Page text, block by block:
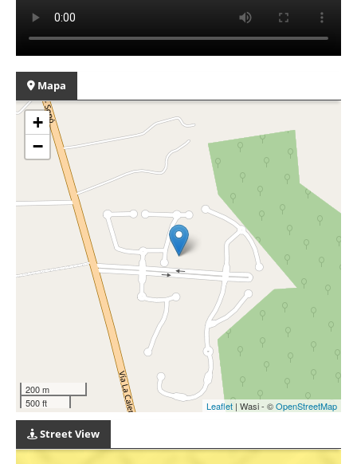
Mapa
+
−
200 m
500 ft
Leaflet | Wasi - ©OpenStreetMap
Street View